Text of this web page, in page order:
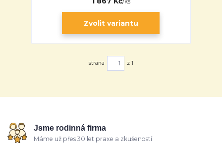
Zvolit variantu
strana z 1
Jsme rodinná firma
Máme už přes 30 let praxe a zkušeností